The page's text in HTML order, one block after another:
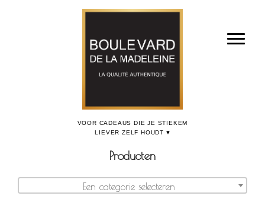
Producten
Een categorie selecteren